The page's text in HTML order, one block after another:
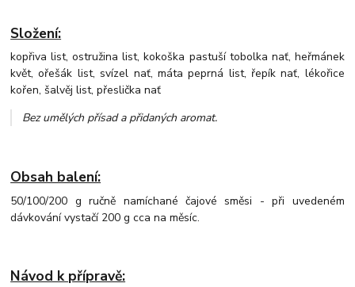
Složení:
kopřiva list, ostružina list, kokoška pastuší tobolka nať, heřmánek
květ, ořešák list, svízel nať, máta peprná list, řepík nať, lékořice
kořen, šalvěj list, přeslička nať
Bez umělých přísad a přidaných aromat.
Obsah balení:
50/100/200 g ručně namíchané čajové směsi - při uvedeném
dávkování vystačí 200 g cca na měsíc.
Návod k přípravě: